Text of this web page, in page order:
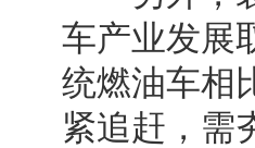
车产业发展
统燃油车相
紧追赶，需